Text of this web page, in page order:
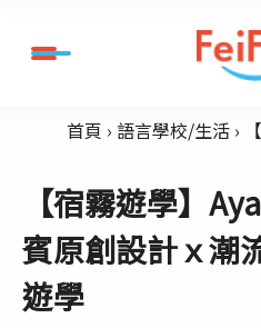
首頁 語言學校/生活
【宿霧遊學】
賓原創設計ｘ潮
遊學